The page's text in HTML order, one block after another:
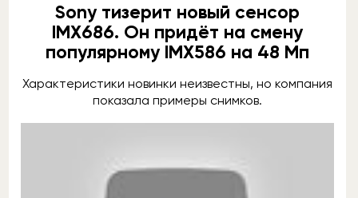
Sony тизерит новый сенсор
IMX686. Он придёт на смену
популярному IMX586 на 48 Мп
Характеристики новинки неизвестны, но компания
показала примеры снимков.